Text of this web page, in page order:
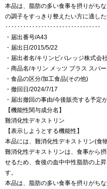
本品は、脂肪の多い食事を摂りがち
の調子をすっきり整えたい方に適した
‥‥‥‥‥‥‥‥‥‥‥‥‥‥‥‥
・届出番号/A43
・届出日/2015/5/22
・届出者名/キリンビバレッジ株式会社
・商品名/キリン メッツ プラス スパ
・食品の区分/加工食品(その他)
・撤回日/2024/7/17
・届出撤回の事由/今後販売する予定
【機能性関与成分名】
難消化性デキストリン
【表示しようとする機能性】
本品には、難消化性デキストリン(食
難消化性デキストリンは、食事から
せるため、食後の血中中性脂肪の上
す。
本品は、脂肪の多い食事を摂りがち